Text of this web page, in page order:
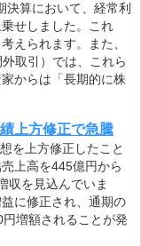
算において、経常利
せしました。これ
えられます。また、
取引）では、これら
からは「長期的に株
上方修正で急騰
を上方修正したこと
上高を445億円から
収を見込んでいま
に修正され、通期の
増額されることが発